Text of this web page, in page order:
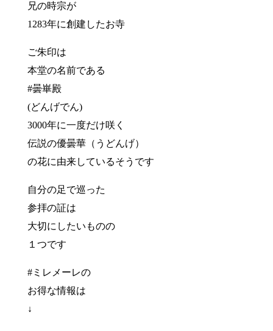
兄の時宗が
1283年に創建したお寺
ご朱印は
本堂の名前である
#曇崋殿
(どんげでん)
3000年に一度だけ咲く
伝説の優曇華（うどんげ）
の花に由来しているそうです
自分の足で巡った
参拝の証は
大切にしたいものの
１つです
#ミレメーレの
お得な情報は
↓